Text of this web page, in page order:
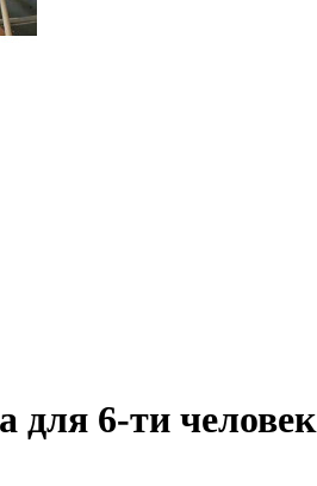
для 6-ти человек